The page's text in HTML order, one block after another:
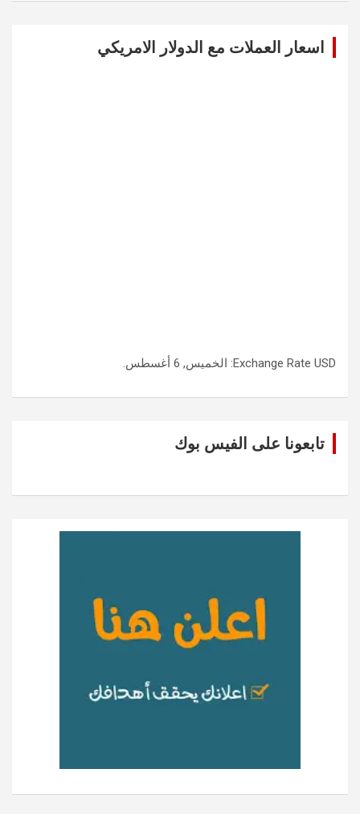
اسعار العملات مع الدولار الامريكي
Exchange Rate USD : الخميس, 6 أغسطس.
تابعونا على الفيس بوك